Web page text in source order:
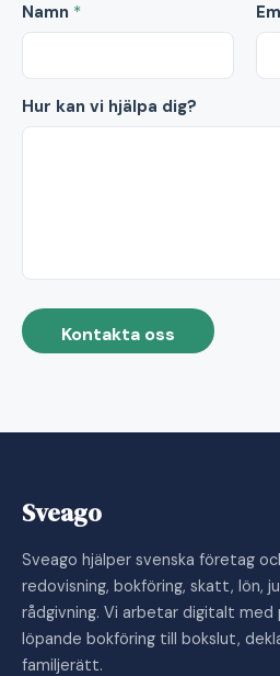
Namn *
Hur kan vi hjälpa dig?
Kontakta oss
Sveago
Sveago hjälper svenska företag
redovisning, bokföring, skatt, lön,
rådgivning. Vi arbetar digitalt
löpande bokföring till bokslut,
familjerätt.